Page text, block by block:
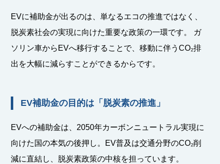
EVに補助金が出るのは、単なるエコの推進ではなく、
脱炭素社会の実現に向けた重要な政策の一環です。 ガ
ソリン車からEVへ移行することで、移動に伴うCO₂排
出を大幅に減らすことができるからです。
EV補助金の目的は「脱炭素の推進」
EVへの補助金は、2050年カーボンニュートラル実現に
向けた国の本気の後押し。EV普及は交通分野のCO₂削
減に直結し、脱炭素政策の中核を担っています。